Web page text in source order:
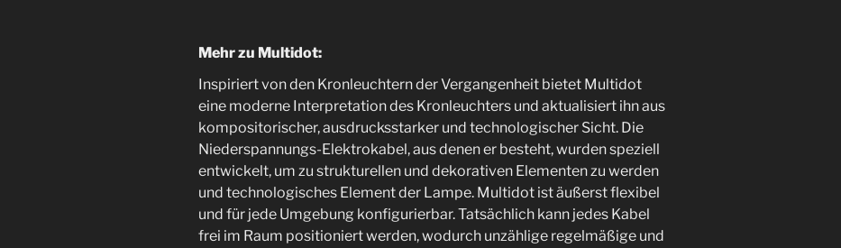
Mehr zu Multidot:
Inspiriert von den Kronleuchtern der Vergangenheit bietet Multidot
eine moderne Interpretation des Kronleuchters und aktualisiert ihn aus
kompositorischer, ausdrucksstarker und technologischer Sicht.‎ Die
Niederspannungs-Elektrokabel, aus denen er besteht, wurden speziell
entwickelt, um zu strukturellen und dekorativen Elementen zu werden
und technologisches Element der Lampe.‎ Multidot ist äußerst flexibel
und für jede Umgebung konfigurierbar.‎ Tatsächlich kann jedes Kabel
frei im Raum positioniert werden, wodurch unzählige regelmäßige und